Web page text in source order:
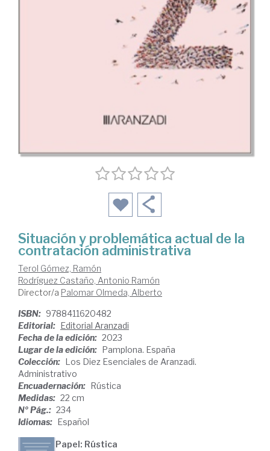
Situación y problemática actual de la
contratación administrativa
Terol Gómez, Ramón
Rodríguez Castaño, Antonio Ramón
Director/a Palomar Olmeda, Alberto
ISBN: 9788411620482
Editorial: Editorial Aranzadi
Fecha de la edición: 2023
Lugar de la edición: Pamplona. España
Colección: Los Diez Esenciales de Aranzadi.
Administrativo
Encuadernación: Rústica
Medidas: 22 cm
Nº Pág.: 234
Idiomas: Español
Papel: Rústica